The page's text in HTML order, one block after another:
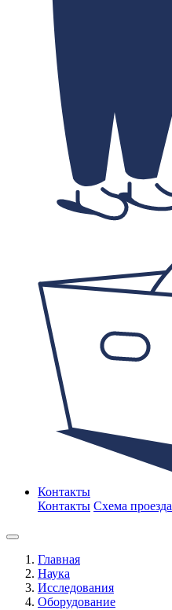
Контакты
Контакты Схема проезда
Главная
Наука
Исследования
Оборудование